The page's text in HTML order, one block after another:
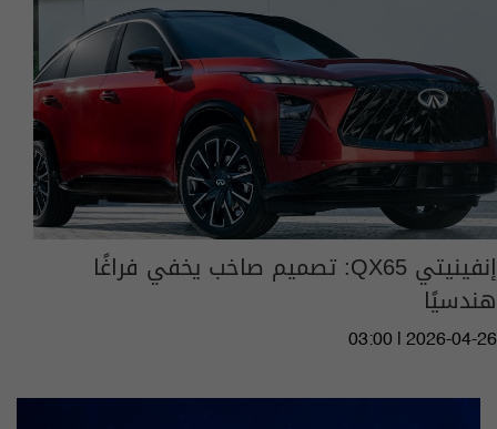
إنفينيتي QX65: تصميم صاخب يخفي فراغًا
هندسيًا
03:00 | 2026-04-26